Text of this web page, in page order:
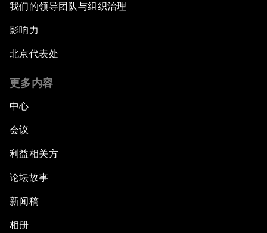
我们的领导团队与组织治理
影响力
北京代表处
更多内容
中心
会议
利益相关方
论坛故事
新闻稿
相册